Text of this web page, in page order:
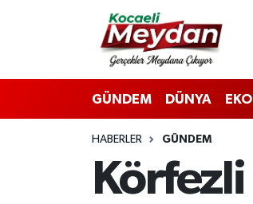
GÜNDEM DÜNYA
HABERLER GÜNDEM
Nöbetçi Eczaneler
Hava Durumu
Trafik Durumu
Süper Lig Puan Durumu ve Fikstür